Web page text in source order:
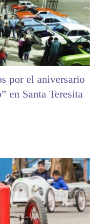
por el aniversario
en Santa Teresita